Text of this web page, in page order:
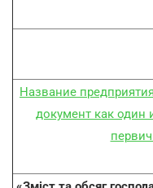
Название
документ как один